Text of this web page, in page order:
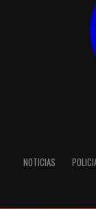
NOTICIAS